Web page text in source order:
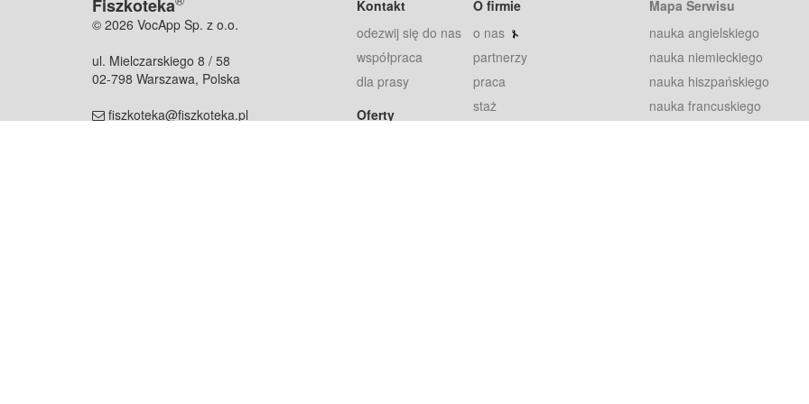
Fiszkoteka
© 2026 VocApp Sp. z o.o.
ul. Mielczarskiego 8 / 58
02-798 Warszawa, Polska
fiszkoteka@fiszkoteka.pl
Kontakt
odezwij się do nas
współpraca
dla prasy
Oferty
O firmie
o nas
partnerzy
praca
staż
Mapa Serwisu
nauka angielskiego
nauka niemieckiego
nauka hiszpańskiego
nauka francuskiego